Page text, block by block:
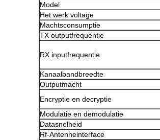
Model
Het werk voltage
Machtsconsumptie
TX outputfrequentie
RX inputfrequentie
Kanaalbandbreedte
Outputmacht
Encryptie en decryptie
Modulatie en demodulatie
Datasnelheid
Rf-Antenneinterface